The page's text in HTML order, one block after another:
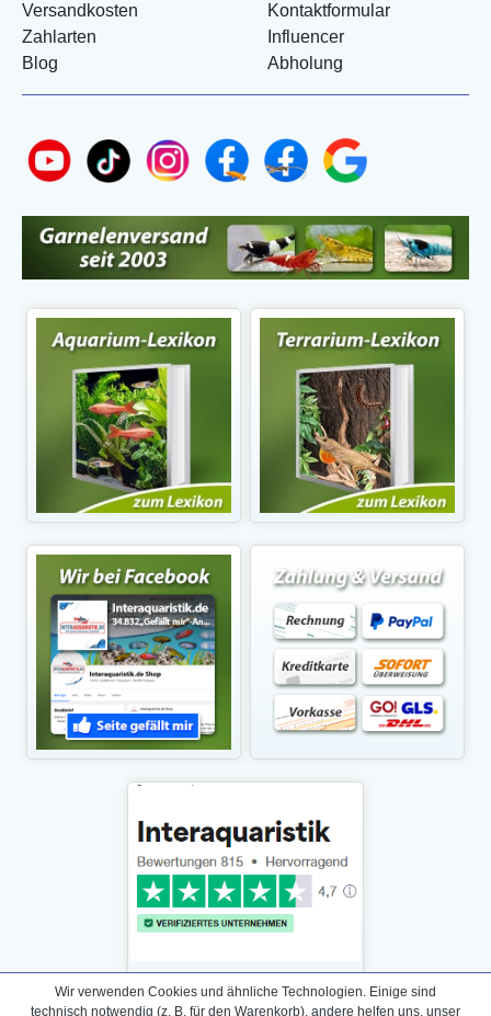
Versandkosten
Zahlarten
Blog
Kontaktformular
Influencer
Abholung
Wir verwenden Cookies und ähnliche Technologien. Einige sind
technisch notwendig (z. B. für den Warenkorb), andere helfen uns, unser